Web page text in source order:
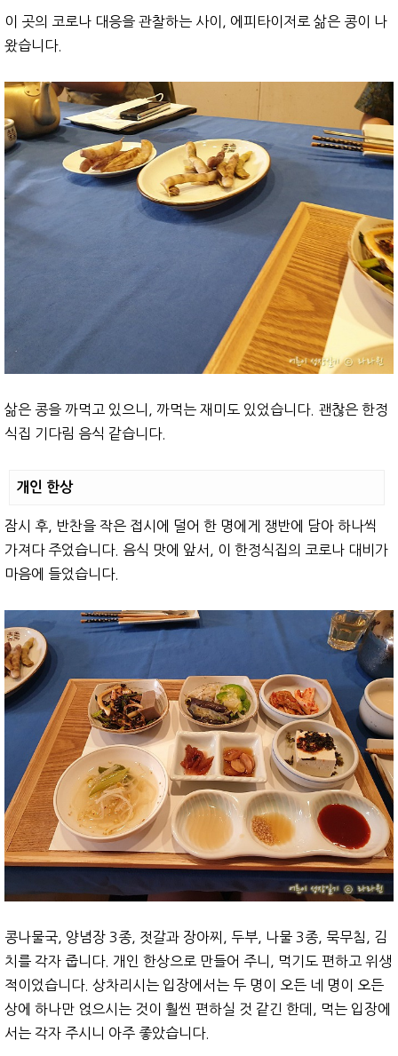
이 곳의 코로나 대응을 관찰하는 사이, 에피타이저로 삶은 콩이 나
왔습니다.
삶은 콩을 까먹고 있으니, 까먹는 재미도 있었습니다. 괜찮은 한정
식집 기다림 음식 같습니다.
개인 한상
잠시 후, 반찬을 작은 접시에 덜어 한 명에게 쟁반에 담아 하나씩
가져다 주었습니다. 음식 맛에 앞서, 이 한정식집의 코로나 대비가
마음에 들었습니다.
콩나물국, 양념장 3종, 젓갈과 장아찌, 두부, 나물 3종, 묵무침, 김
치를 각자 줍니다. 개인 한상으로 만들어 주니, 먹기도 편하고 위생
적이었습니다. 상차리시는 입장에서는 두 명이 오든 네 명이 오든
상에 하나만 얹으시는 것이 훨씬 편하실 것 같긴 한데, 먹는 입장에
서는 각자 주시니 아주 좋았습니다.